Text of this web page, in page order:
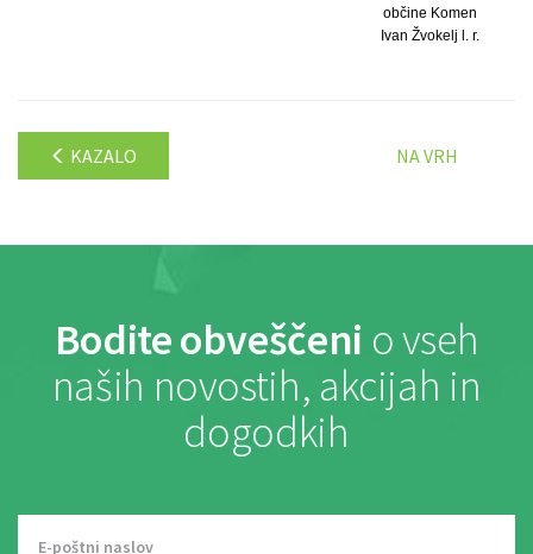
občine Komen
Ivan Žvokelj l. r.
KAZALO NA VRH
Bodite obveščeni o vseh
naših novostih, akcijah in
dogodkih